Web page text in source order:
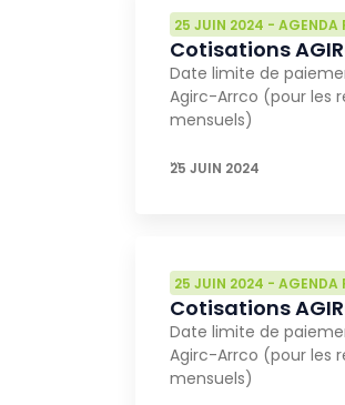
25 JUIN 2024 - AGENDA
Cotisations
Date limite de
Agirc-Arrco (pour les
mensuels)
…
25 JUIN 2024
25 JUIN 2024 - AGENDA
Cotisations
Date limite de
Agirc-Arrco (pour les
mensuels)